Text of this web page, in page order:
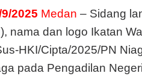
2025 Medan – Sidang
nama dan logo Ikatan
HKI/Cipta/2025/PN
pada Pengadilan